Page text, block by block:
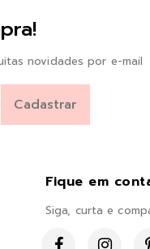
novidades por e-mail
Fique em
Siga, curta e